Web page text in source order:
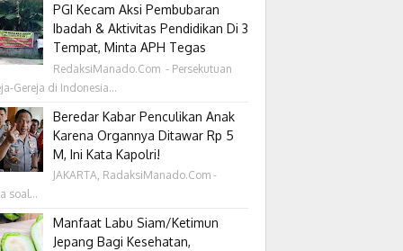
PGI Kecam Aksi Pembubaran
Ibadah & Aktivitas Pendidikan Di 3
Tempat, Minta APH Tegas
RedaksiManado.Com - Persekutuan
Gereja di Indonesia...
Beredar Kabar Penculikan Anak
Karena Organnya Ditawar Rp 5
M, Ini Kata Kapolri!
JAKARTA, RadaksiManado.Com -
soal...
Manfaat Labu Siam/Ketimun
Jepang Bagi Kesehatan,